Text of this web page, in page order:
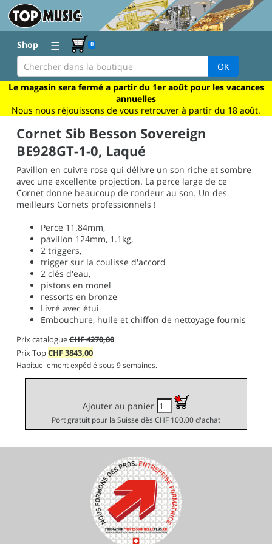
Shop ☰ 0
OK
Le magasin sera fermé a partir du 1er août pour les vacances
annuelles
Nous nous réjouissons de vous retrouver à partir du 18 août.
Cornet Sib Besson Sovereign
BE928GT-1-0, Laqué
Pavillon en cuivre rose qui délivre un son riche et sombre
avec une excellente projection. La perce large de ce
Cornet donne beaucoup de rondeur au son. Un des
meilleurs Cornets professionnels !
Perce 11.84mm,
pavillon 124mm, 1.1kg,
2 triggers,
trigger sur la coulisse d'accord
2 clés d'eau,
pistons en monel
ressorts en bronze
Livré avec étui
Embouchure, huile et chiffon de nettoyage fournis
Prix catalogueCHF 4270,00
Prix TopCHF3843,00
Habituellement expédié sous 9 semaines.
Ajouter au panier
Port gratuit pour la Suisse dès CHF 100.00 d'achat